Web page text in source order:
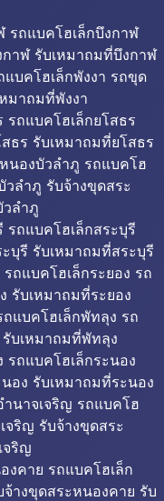
รถแบคโฮเล็กบึงกาฬ
าฬ รับเหมาถมที่บึงกาฬ
แบคโฮเล็กพังงา รถขุด
มาถมที่พังงา
รถแบคโฮเล็กยโสธร
ธร รับเหมาถมที่ยโสธร
นองบัวลำภู รถแบคโฮ
ลำภู รับจ้างขุดสระ
ลำภู
รถแบคโฮเล็กสระบุรี
บุรี รับเหมาถมที่สระบุรี
ถแบคโฮเล็กระยอง รถ
รับเหมาถมที่ระยอง
แบคโฮเล็กพัทลุง รถ
บเหมาถมที่พัทลุง
รถแบคโฮเล็กระนอง
อง รับเหมาถมที่ระนอง
นาจเจริญ รถแบคโฮ
จริญ รับจ้างขุดสระ
จริญ
งคาย รถแบคโฮเล็ก
างขุดสระหนองคาย รับ